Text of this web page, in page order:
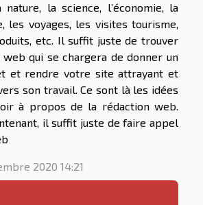
la science, l’économie, la
les voyages, les visites tourisme,
etc. Il suffit juste de trouver
qui se chargera de donner un
et rendre votre site attrayant et
son travail. Ce sont là les idées
à propos de la rédaction web.
il suffit juste de faire appel
2020 14:21